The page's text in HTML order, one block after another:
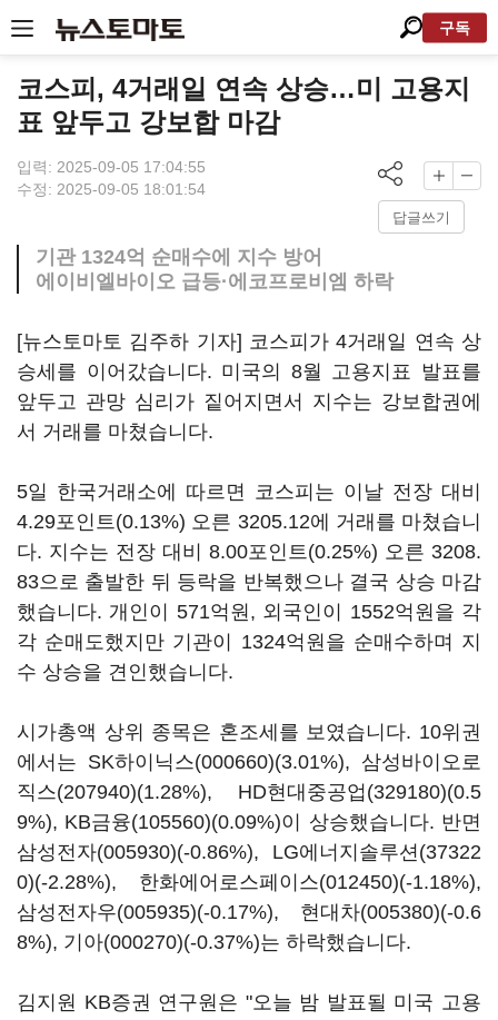
구독
코스피, 4거래일 연속 상승…미 고용지
표 앞두고 강보합 마감
입력: 2025-09-05 17:04:55
수정: 2025-09-05 18:01:54
답글쓰기
기관 1324억 순매수에 지수 방어
에이비엘바이오 급등·에코프로비엠 하락
[뉴스토마토 김주하 기자] 코스피가 4거래일 연속 상
승세를 이어갔습니다. 미국의 8월 고용지표 발표를
앞두고 관망 심리가 짙어지면서 지수는 강보합권에
서 거래를 마쳤습니다.
5일 한국거래소에 따르면 코스피는 이날 전장 대비
4.29포인트(0.13%) 오른 3205.12에 거래를 마쳤습니
다. 지수는 전장 대비 8.00포인트(0.25%) 오른 3208.
83으로 출발한 뒤 등락을 반복했으나 결국 상승 마감
했습니다. 개인이 571억원, 외국인이 1552억원을 각
각 순매도했지만 기관이 1324억원을 순매수하며 지
수 상승을 견인했습니다.
시가총액 상위 종목은 혼조세를 보였습니다. 10위권
에서는 SK하이닉스(000660)(3.01%), 삼성바이오로
직스(207940)(1.28%), HD현대중공업(329180)(0.5
9%), KB금융(105560)(0.09%)이 상승했습니다. 반면
삼성전자(005930)(-0.86%), LG에너지솔루션(37322
0)(-2.28%), 한화에어로스페이스(012450)(-1.18%),
삼성전자우(005935)(-0.17%), 현대차(005380)(-0.6
8%), 기아(000270)(-0.37%)는 하락했습니다.
김지원 KB증권 연구원은 "오늘 밤 발표될 미국 고용